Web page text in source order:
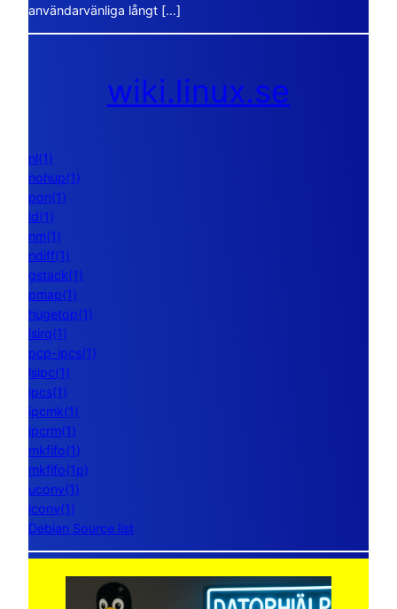
användarvänliga långt […]
wiki.linux.se
nl(1)
nohup(1)
pon(1)
ld(1)
nm(1)
ndiff(1)
gstack(1)
pmap(1)
hugetop(1)
lsirq(1)
pcp-ipcs(1)
lsipc(1)
ipcs(1)
ipcmk(1)
ipcrm(1)
mkfifo(1)
mkfifo(1p)
uconv(1)
iconv(1)
Debian Source list